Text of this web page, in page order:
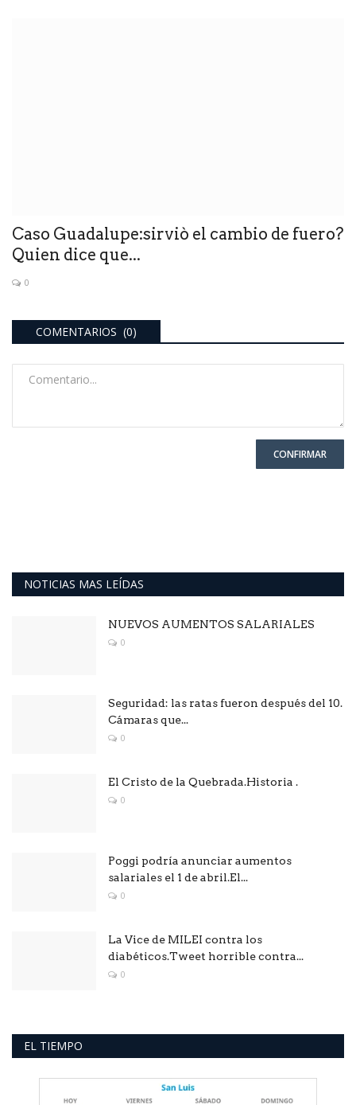
Caso Guadalupe:sirviò el cambio de fuero?
Quien dice que...
0
COMENTARIOS (0)
CONFIRMAR
NOTICIAS MAS LEÍDAS
NUEVOS AUMENTOS SALARIALES
0
Seguridad: las ratas fueron después del 10.
Cámaras que...
0
El Cristo de la Quebrada.Historia .
0
Poggi podría anunciar aumentos
salariales el 1 de abril.El...
0
La Vice de MILEI contra los
diabéticos.Tweet horrible contra...
0
EL TIEMPO